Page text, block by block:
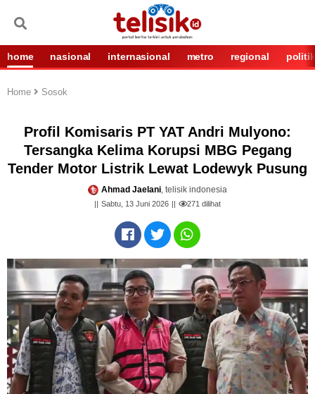
home nasional internasional metro regional politik
Home Sosok
Profil Komisaris PT YAT Andri Mulyono:
Tersangka Kelima Korupsi MBG Pegang
Tender Motor Listrik Lewat Lodewyk Pusung
Ahmad Jaelani, telisik indonesia
Sabtu, 13 Juni 2026 271 dilihat